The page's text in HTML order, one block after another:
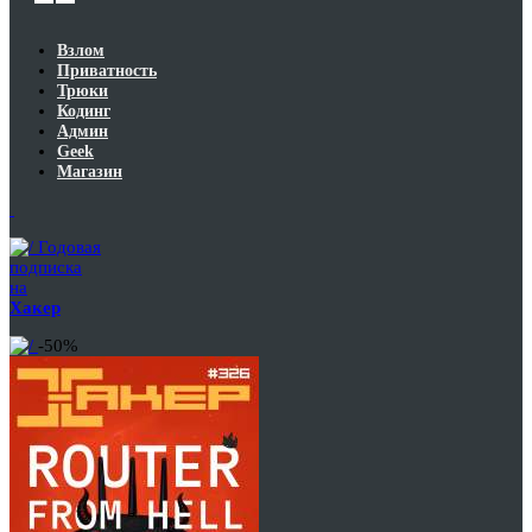
Взлом
Приватность
Трюки
Кодинг
Админ
Geek
Магазин
Годовая
подписка
на
Хакер
-50%